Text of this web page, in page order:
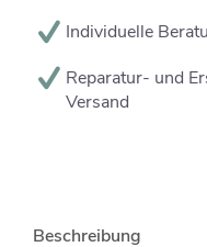
Individuelle
Reparatur- und
Versand
Beschreibung